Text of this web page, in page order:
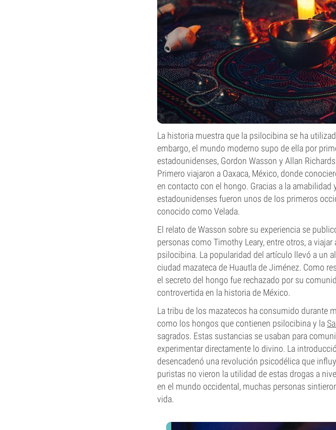
La historia muestra que la psilocibina se ha
embargo, el mundo moderno supo de ella por
estadounidenses, Gordon Wasson y Allan
Primero viajaron a Oaxaca, México, donde
en contacto con el hongo. Gracias a la
estadounidenses fueron unos de los primeros
conocido como Velada.
El relato de Wasson sobre su experiencia se
personas como Timothy Leary, entre otros, a
psilocibina. La popularidad del artículo llevó a un
ciudad mazateca de Huautla de Jiménez. Como
el secreto del hongo fue rechazado por su
controvertida en la historia de México.
La tribu de los mazatecos ha consumido durante
como los hongos que contienen psilocibina y la
sagrados. Estas sustancias se usaban para
experimentar directamente lo divino. La
desencadenó una revolución psicodélica que
puristas no vieron la utilidad de estas drogas a
en el mundo occidental, muchas personas
vida.